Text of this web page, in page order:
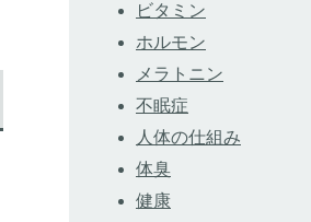
ビタミン
ホルモン
メラトニン
不眠症
人体の仕組み
体臭
健康